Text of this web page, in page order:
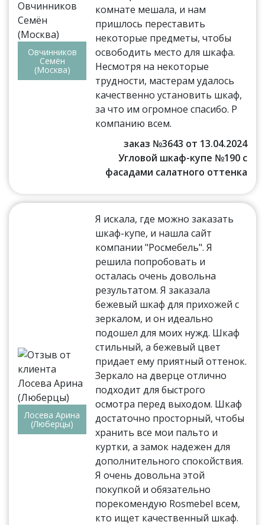
Овчинников
Семён
(Москва)
комнате мешала, и нам
пришлось переставить
некоторые предметы, чтобы
освободить место для шкафа.
Несмотря на некоторые
трудности, мастерам удалось
качественно установить шкаф,
за что им огромное спасибо. Р
компанию всем.
заказ №3643 от 13.04.2024
Угловой шкаф-купе №190 с
фасадами салатного оттенка
Лосева Арина
(Люберцы)
Я искала, где можно заказать
шкаф-купе, и нашла сайт
компании "Росмебель". Я
решила попробовать и
осталась очень довольна
результатом. Я заказала
бежевый шкаф для прихожей с
зеркалом, и он идеально
подошел для моих нужд. Шкаф
стильный, а бежевый цвет
придает ему приятный оттенок.
Зеркало на дверце отлично
подходит для быстрого
осмотра перед выходом. Шкаф
достаточно просторный, чтобы
хранить все мои пальто и
куртки, а замок надежен для
дополнительного спокойствия.
Я очень довольна этой
покупкой и обязательно
порекомендую Rosmebel всем,
кто ищет качественный шкаф.